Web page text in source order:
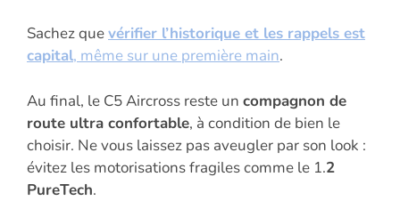
Sachez quevérifier l’historique et les rappels est
capital, même sur une première main.
Au final, le C5 Aircross reste un compagnon de
route ultra confortable, à condition de bien le
choisir. Ne vous laissez pas aveugler par son look :
évitez les motorisations fragiles comme le 1.2
PureTech.